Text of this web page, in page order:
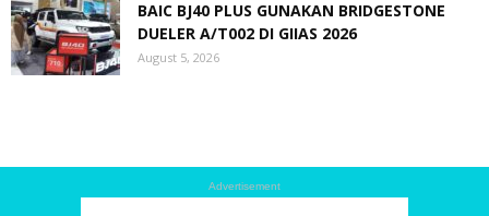
BAIC BJ40 PLUS GUNAKAN BRIDGESTONE
DUELER A/T002 DI GIIAS 2026
August 5, 2026
Advertisement